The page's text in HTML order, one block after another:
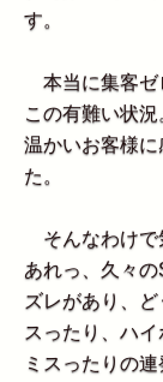
す。
本当に集客ゼ
この有難い状況
温かいお客様
た。
そんなわけで
あれっ、久々
ズレがあり、
スったり、ハ
ミスったりの連